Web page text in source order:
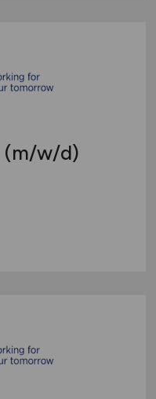
(m/w/d)